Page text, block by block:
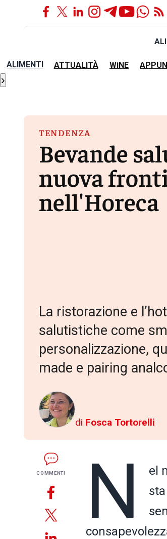
ALIMENTI ATTUALITÀ WiNE
›
TENDENZA
Bevande
nuova
nell'Horeca
La ristorazione e
salutistiche come
personalizzazione,
made e pairing
di Fosca Tortorelli
COMMENTI N el